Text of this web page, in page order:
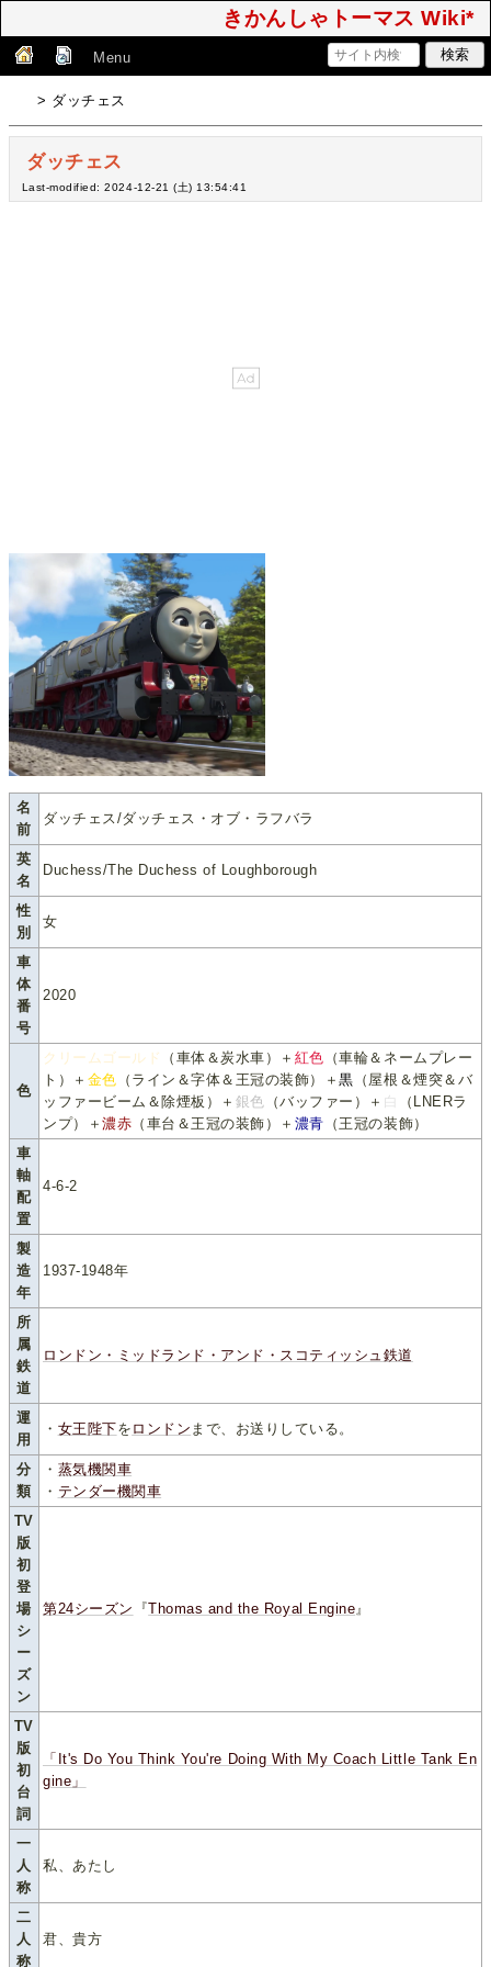
きかんしゃトーマス Wiki*
Menu
> ダッチェス
ダッチェス
Last-modified: 2024-12-21 (土) 13:54:41
名
前
ダッチェス/ダッチェス・オブ・ラフバラ
英
名
Duchess/The Duchess of Loughborough
性
別
女
車
体
番
号
2020
色
クリームゴールド （車体＆炭水車）＋ 紅色 （車輪＆ネームプレー
ト）＋ 金色 （ライン＆字体＆王冠の装飾）＋黒 （屋根＆煙突＆バ
ッファービーム＆除煙板）＋ 銀色 （バッファー）＋ 白
（LNERラ
ンプ）＋濃赤 （車台＆王冠の装飾）＋ 濃青 （王冠の装飾）
車
軸
配
置
4-6-2
製
造
年
1937-1948年
所
属
鉄
道
ロンドン・ミッドランド・アンド・スコティッシュ鉄道
運
用
・ 女王陛下を ロンドン まで、お送りしている。
分
類
・ 蒸気機関車
・ テンダー機関車
TV
版
初
登
場
シ
ー
ズ
ン
第24シーズン 『Thomas and the Royal Engine 』
TV
版
初
台
詞
「It's Do You Think You're Doing With My Coach Little Tank En
gine」
一
人
称
私、あたし
二
人
称
君、貴方